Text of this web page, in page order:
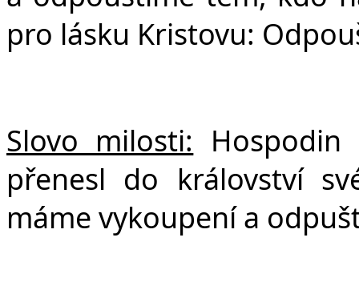
pro lásku Kristovu:
Slovo milosti:
přenesl do království
máme vykoupení a